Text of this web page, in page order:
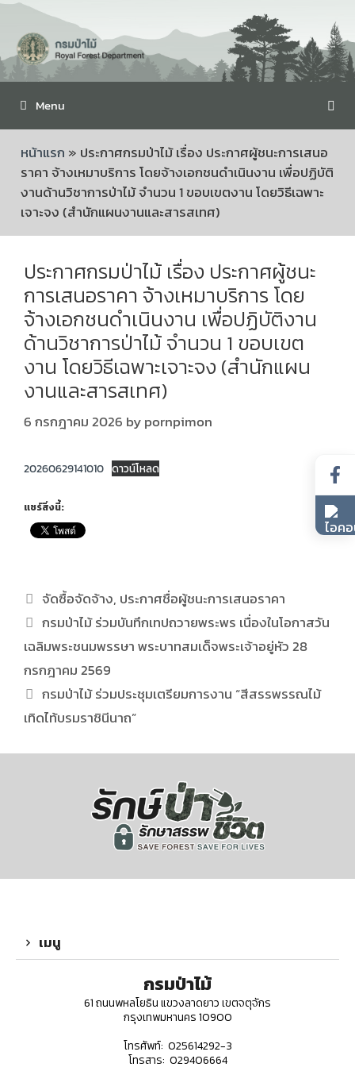
Menu
หน้าแรก » ประกาศกรมป่าไม้ เรื่อง ประกาศผู้ชนะการเสนอ
ราคา จ้างเหมาบริการ โดยจ้างเอกชนดำเนินงาน เพื่อปฏิบัติ
งานด้านวิชาการป่าไม้ จำนวน 1 ขอบเขตงาน โดยวิธีเฉพาะ
เจาะจง (สำนักแผนงานและสารสเทศ)
ประกาศกรมป่าไม้ เรื่อง ประกาศผู้ชนะ
การเสนอราคา จ้างเหมาบริการ โดย
จ้างเอกชนดำเนินงาน เพื่อปฏิบัติงาน
ด้านวิชาการป่าไม้ จำนวน 1 ขอบเขต
งาน โดยวิธีเฉพาะเจาะจง (สำนักแผน
งานและสารสเทศ)
6 กรกฎาคม 2026 bypornpimon
20260629141010 ดาวน์โหลด
แชร์สิ่งนี้:
จัดซื้อจัดจ้าง, ประกาศชื่อผู้ชนะการเสนอราคา
กรมป่าไม้ ร่วมบันทึกเทปถวายพระพร เนื่องในโอกาสวัน
เฉลิมพระชนมพรรษา พระบาทสมเด็จพระเจ้าอยู่หัว 28
กรกฎาคม 2569
กรมป่าไม้ ร่วมประชุมเตรียมการงาน “สีสรรพรรณไม้
เทิดไท้บรมราชินีนาถ”
เมนู
กรมป่าไม้
61 ถนนพหลโยธิน แขวงลาดยาว เขตจตุจักร
กรุงเทพมหานคร 10900
โทรศัพท์: 025614292-3
โทรสาร: 029406664